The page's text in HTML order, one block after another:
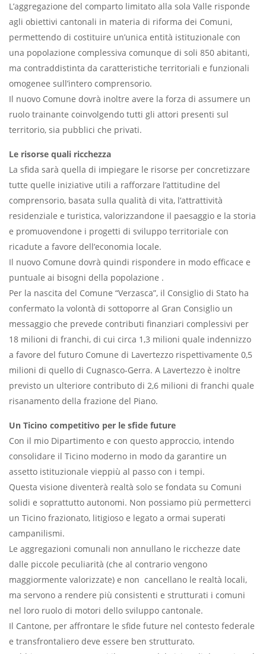
L’aggregazione del comparto limitato alla sola Valle risponde
agli obiettivi cantonali in materia di riforma dei Comuni,
permettendo di costituire un’unica entità istituzionale con
una popolazione complessiva comunque di soli 850 abitanti,
ma contraddistinta da caratteristiche territoriali e funzionali
omogenee sull’intero comprensorio.
Il nuovo Comune dovrà inoltre avere la forza di assumere un
ruolo trainante coinvolgendo tutti gli attori presenti sul
territorio, sia pubblici che privati.
Le risorse quali ricchezza
La sfida sarà quella di impiegare le risorse per concretizzare
tutte quelle iniziative utili a rafforzare l’attitudine del
comprensorio, basata sulla qualità di vita, l’attrattività
residenziale e turistica, valorizzandone il paesaggio e la storia
e promuovendone i progetti di sviluppo territoriale con
ricadute a favore dell’economia locale.
Il nuovo Comune dovrà quindi rispondere in modo efficace e
puntuale ai bisogni della popolazione .
Per la nascita del Comune “Verzasca”, il Consiglio di Stato ha
confermato la volontà di sottoporre al Gran Consiglio un
messaggio che prevede contributi finanziari complessivi per
18 milioni di franchi, di cui circa 1,3 milioni quale indennizzo
a favore del futuro Comune di Lavertezzo rispettivamente 0,5
milioni di quello di Cugnasco-Gerra. A Lavertezzo è inoltre
previsto un ulteriore contributo di 2,6 milioni di franchi quale
risanamento della frazione del Piano.
Un Ticino competitivo per le sfide future
Con il mio Dipartimento e con questo approccio, intendo
consolidare il Ticino moderno in modo da garantire un
assetto istituzionale vieppiù al passo con i tempi.
Questa visione diventerà realtà solo se fondata su Comuni
solidi e soprattutto autonomi. Non possiamo più permetterci
un Ticino frazionato, litigioso e legato a ormai superati
campanilismi.
Le aggregazioni comunali non annullano le ricchezze date
dalle piccole peculiarità (che al contrario vengono
maggiormente valorizzate) e non cancellano le realtà locali,
ma servono a rendere più consistenti e strutturati i comuni
nel loro ruolo di motori dello sviluppo cantonale.
Il Cantone, per affrontare le sfide future nel contesto federale
e transfrontaliero deve essere ben strutturato.